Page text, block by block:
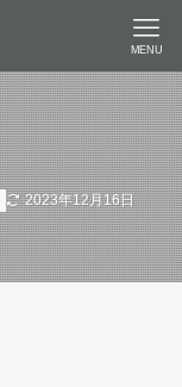
MENU
2023年12月16日